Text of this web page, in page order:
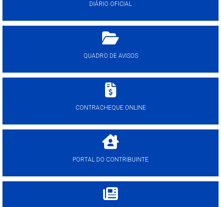
DIÁRIO OFICIAL
QUADRO DE AVISOS
CONTRACHEQUE ONLINE
PORTAL DO CONTRIBUINTE